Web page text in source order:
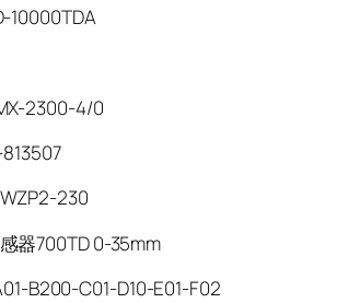
10000TDA
2300-4/0
230
器700TD 0-35mm
B200-C01-D10-E01-F02